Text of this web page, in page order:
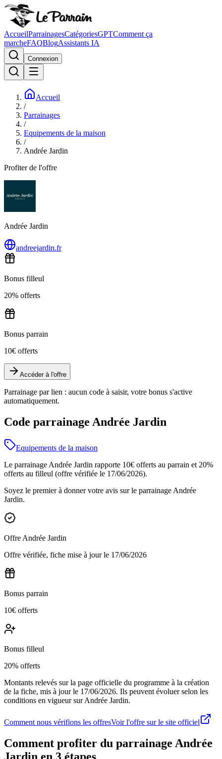
AccueilParrainagesCatégoriesGPTComment ça
marcheFAQBlogAssistants IA
Connexion
Accueil
/
Parrainages
/
Equipements de la maison
/
Andrée Jardin
Profiter de l'offre
Andrée Jardin
andreejardin.fr
Bonus filleul
20% offerts
Bonus parrain
10€ offerts
Accéder à l'offre
Parrainage par lien : aucun code à saisir, votre bonus s'active
automatiquement.
Code parrainage Andrée Jardin
Equipements de la maison
Le parrainage Andrée Jardin rapporte 10€ offerts au parrain et 20%
offerts au filleul (offre vérifiée le 17/06/2026).
Soyez le premier à donner votre avis sur le parrainage Andrée
Jardin.
Offre Andrée Jardin
Offre vérifiée, fiche mise à jour le 17/06/2026
Bonus parrain
10€ offerts
Bonus filleul
20% offerts
Montants relevés sur la page officielle du programme à la création
de la fiche, mis à jour le 17/06/2026. Ils peuvent évoluer selon les
conditions en vigueur surAndrée Jardin.
Comment nous vérifions les offresVoir l'offre sur le site officiel
Comment profiter du parrainage Andrée
Jardin en 3 étapes